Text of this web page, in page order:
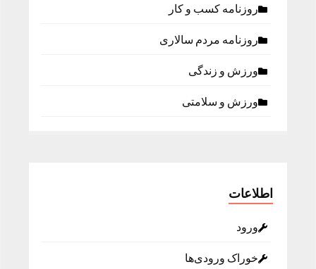
روزنامه كسب و كار
روزنامه مردم سالاری
ورزش و زندگی
ورزش و سلامتی
اطلاعات
ورود
خوراک ورودی‌ها